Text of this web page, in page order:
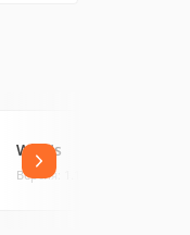
WhoIs
Версия: 1.13 (0.09 МБ)